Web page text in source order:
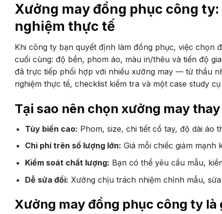
Xưởng may đồng phục công
nghiệm thực tế
Khi công ty bạn quyết định làm đồng phục, việc chọn
cuối cùng: độ bền, phom áo, màu in/thêu và tiến độ
đã trực tiếp phối hợp với nhiều xưởng may — từ thầu
nghiệm thực tế, checklist kiểm tra và một case study
Tại sao nên chọn xưởng may
Tùy biến cao: Phom, size, chi tiết cổ tay, độ dài áo
Chi phí trên số lượng lớn: Giá mỗi chiếc giảm
Kiểm soát chất lượng: Bạn có thể yêu cầu mẫu,
Dễ sửa đổi: Xưởng chịu trách nhiệm chỉnh mẫu,
Xưởng may đồng phục công ty